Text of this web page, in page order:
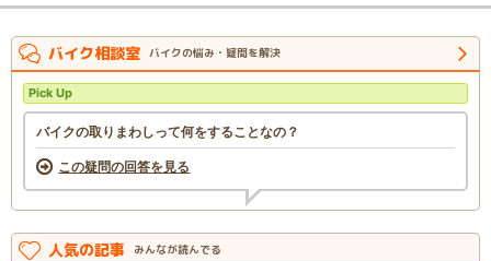
バイク相談室 バイクの悩み・疑問を解決
Pick Up
バイクの取りまわしって何をすることなの？
この疑問の回答を見る
人気の記事 みんなが読んでる